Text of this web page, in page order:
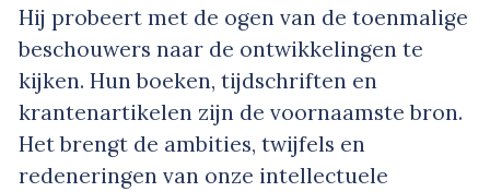
Hij probeert met de ogen van de toenmalige
beschouwers naar de ontwikkelingen te
kijken. Hun boeken, tijdschriften en
krantenartikelen zijn de voornaamste bron.
Het brengt de ambities, twijfels en
redeneringen van onze intellectuele